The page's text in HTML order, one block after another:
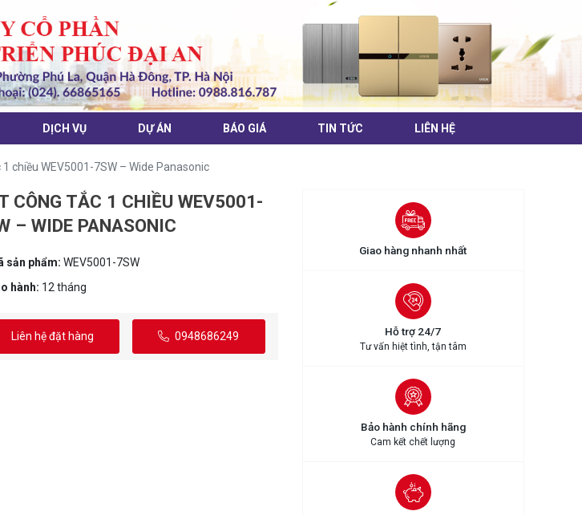
DỊCH VỤ DỰ ÁN BÁO GIÁ TIN TỨC LIÊN HỆ
chiều WEV5001-7SW – Wide Panasonic
CÔNG TẮC 1 CHIỀU WEV5001-
– WIDE PANASONIC
sản phẩm: WEV5001-7SW
hành: 12 tháng
Liên hệ đặt hàng 0948686249
Giao hàng nhanh nhất
Hỗ trợ 24/7
Tư vấn hiệt tình, tận tâm
Bảo hành chính hãng
Cam kết chết lượng